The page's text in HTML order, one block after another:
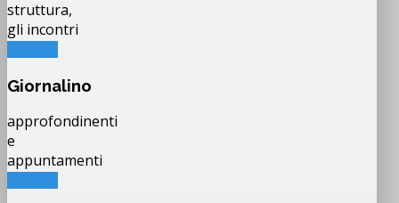
struttura,
gli incontri
Giornalino
approfondinenti
e
appuntamenti